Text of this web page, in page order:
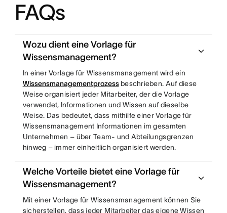
FAQs
Wozu dient eine Vorlage für
Wissensmanagement?
In einer Vorlage für Wissensmanagement wird ein
Wissensmanagementprozessbeschrieben. Auf diese
Weise organisiert jeder Mitarbeiter, der die Vorlage
verwendet, Informationen und Wissen auf dieselbe
Weise. Das bedeutet, dass mithilfe einer Vorlage für
Wissensmanagement Informationen im gesamten
Unternehmen – über Team- und Abteilungsgrenzen
hinweg – immer einheitlich organisiert werden.
Welche Vorteile bietet eine Vorlage für
Wissensmanagement?
Mit einer Vorlage für Wissensmanagement können Sie
sicherstellen, dass jeder Mitarbeiter das eigene Wissen